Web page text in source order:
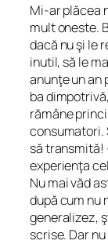
Mi-ar plăcea
mult oneste.
dacă nu şi le
inutil, să le
anunţe un an
ba
rămâne
consumatori.
să transmită!
experienţa
Nu mai văd
după cum nu
generalizez,
scrise. Dar